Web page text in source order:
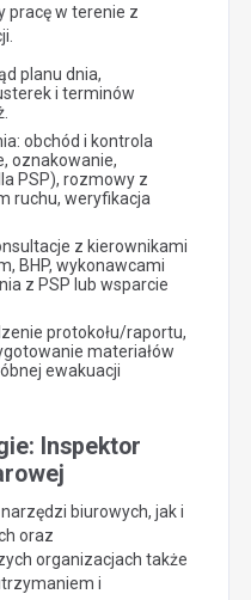
pracę w terenie z
planu dnia,
i terminów
obchód i kontrola
oznakowanie,
PSP), rozmowy z
ruchu, weryfikacja
z kierownikami
BHP, wykonawcami
z PSP lub wsparcie
protokołu/raportu,
materiałów
ewakuacji
Inspektor
biurowych, jak i
oraz
organizacjach także
i